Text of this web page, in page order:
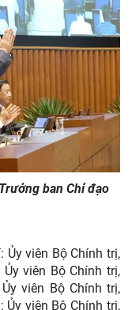
ban Chỉ đạo
viên Bộ Chính trị,
viên Bộ Chính trị,
viên Bộ Chính trị,
viên Bộ Chính trị,